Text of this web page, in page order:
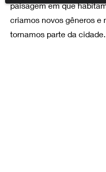
paisagem em que
criamos novos gêneros e
tornamos parte da cidade.